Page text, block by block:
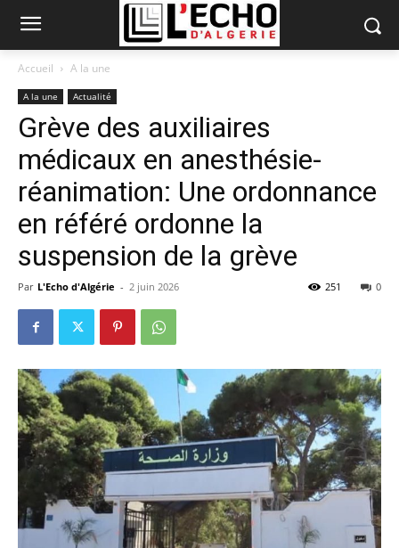
Accueil A la une
A la une Actualité
Grève des auxiliaires
médicaux en anesthésie-
réanimation: Une ordonnance
en référé ordonne la
suspension de la grève
Par L'Echo d'Algérie - 2 juin 2026 0
251